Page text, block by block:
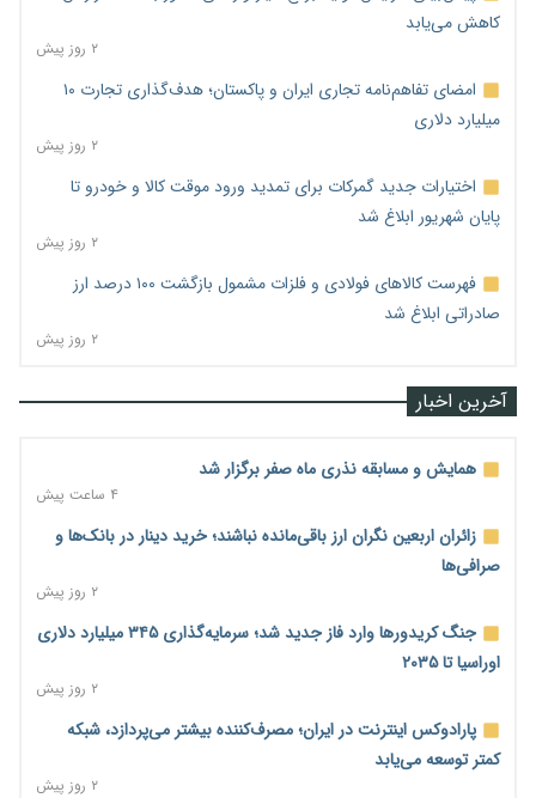
کاهش می‌یابد
۲ روز پیش
امضای تفاهم‌نامه تجاری ایران و پاکستان؛ هدف‌گذاری تجارت ۱۰
میلیارد دلاری
۲ روز پیش
اختیارات جدید گمرکات برای تمدید ورود موقت کالا و خودرو تا
پایان شهریور ابلاغ شد
۲ روز پیش
فهرست کالاهای فولادی و فلزات مشمول بازگشت ۱۰۰ درصد ارز
صادراتی ابلاغ شد
۲ روز پیش
آخرین اخبار
همایش و مسابقه نذری ماه صفر برگزار شد
۴ ساعت پیش
زائران اربعین نگران ارز باقی‌مانده نباشند؛ خرید دینار در بانک‌ها و
صرافی‌ها
۲ روز پیش
جنگ کریدورها وارد فاز جدید شد؛ سرمایه‌گذاری ۳۴۵ میلیارد دلاری
اوراسیا تا ۲۰۳۵
۲ روز پیش
پارادوکس اینترنت در ایران؛ مصرف‌کننده بیشتر می‌پردازد، شبکه
کمتر توسعه می‌یابد
۲ روز پیش